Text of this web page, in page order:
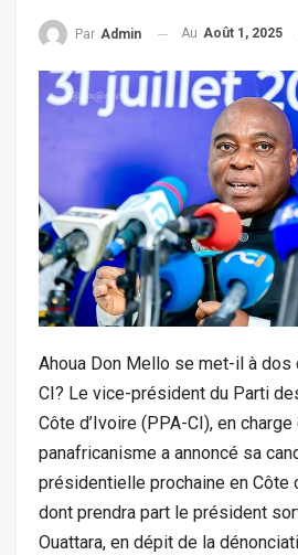
Par Admin Au Août 1, 2025
Ahoua Don Mello se met-il à dos
CI? Le vice-président du Parti
Côte d’Ivoire (PPA-CI), en
panafricanisme a annoncé sa
présidentielle prochaine en Côte
dont prendra part le président
Ouattara, en dépit de la